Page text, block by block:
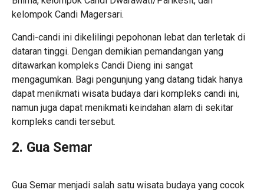
kelompok Candi Magersari.
Candi-candi ini dikelilingi pepohonan lebat dan terletak di
dataran tinggi. Dengan demikian pemandangan yang
ditawarkan kompleks Candi Dieng ini sangat
mengagumkan. Bagi pengunjung yang datang tidak hanya
dapat menikmati wisata budaya dari kompleks candi ini,
namun juga dapat menikmati keindahan alam di sekitar
kompleks candi tersebut.
2. Gua Semar
Gua Semar menjadi salah satu wisata budaya yang cocok